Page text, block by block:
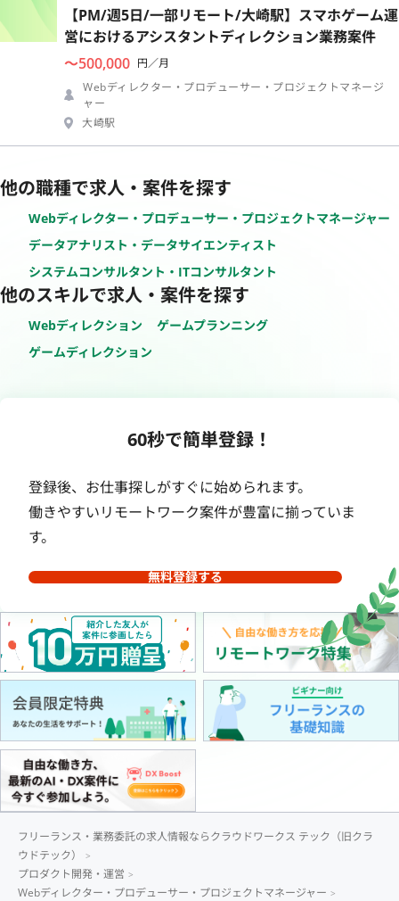
【PM/週5日/一部リモート/大崎駅】スマホゲーム運
営におけるアシスタントディレクション業務案件
〜500,000 円／月
Webディレクター・プロデューサー・プロジェクトマネージ
ャー
大崎駅
他の職種で求人・案件を探す
Webディレクター・プロデューサー・プロジェクトマネージャー
データアナリスト・データサイエンティスト
システムコンサルタント・ITコンサルタント
他のスキルで求人・案件を探す
Webディレクション
ゲームプランニング
ゲームディレクション
60秒で簡単登録！
登録後、お仕事探しがすぐに始められます。
働きやすいリモートワーク案件が豊富に揃っていま
す。
無料登録する
フリーランス・業務委託の求人情報ならクラウドワークス テック（旧クラ
ウドテック）
プロダクト開発・運営
Webディレクター・プロデューサー・プロジェクトマネージャー